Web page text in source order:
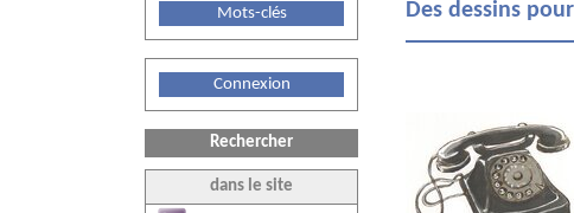
Des dessins
Mots-clés
Connexion
Rechercher
dans le site